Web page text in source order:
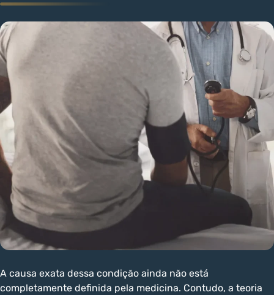
A causa exata dessa condição ainda não está
completamente definida pela medicina. Contudo, a teoria